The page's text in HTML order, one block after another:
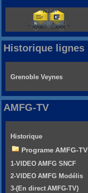
Historique lignes
Grenoble Veynes
AMFG-TV
Historique
Programe AMFG-TV
1-VIDEO AMFG SNCF
2-VIDEO AMFG Modélis
3-(En direct AMFG-TV)